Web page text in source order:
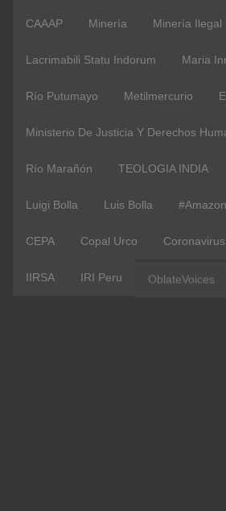
CAAAP Minería Minería Ilegal
Lacrimabili Statu Indorum Maria
Río Putumayo Metilmercurio
Ministerio De Justicia Y Derechos
Río Marañón TEOLOGIA INDIA
Luigi Bolla Luis Bolla
CEPA Copal Urco Coronavirus
IIRSA IRI Peru OblateVoices